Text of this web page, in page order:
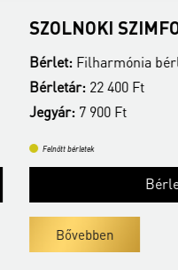
SZIMFONIKUS
bérlet - Eger
400 Ft